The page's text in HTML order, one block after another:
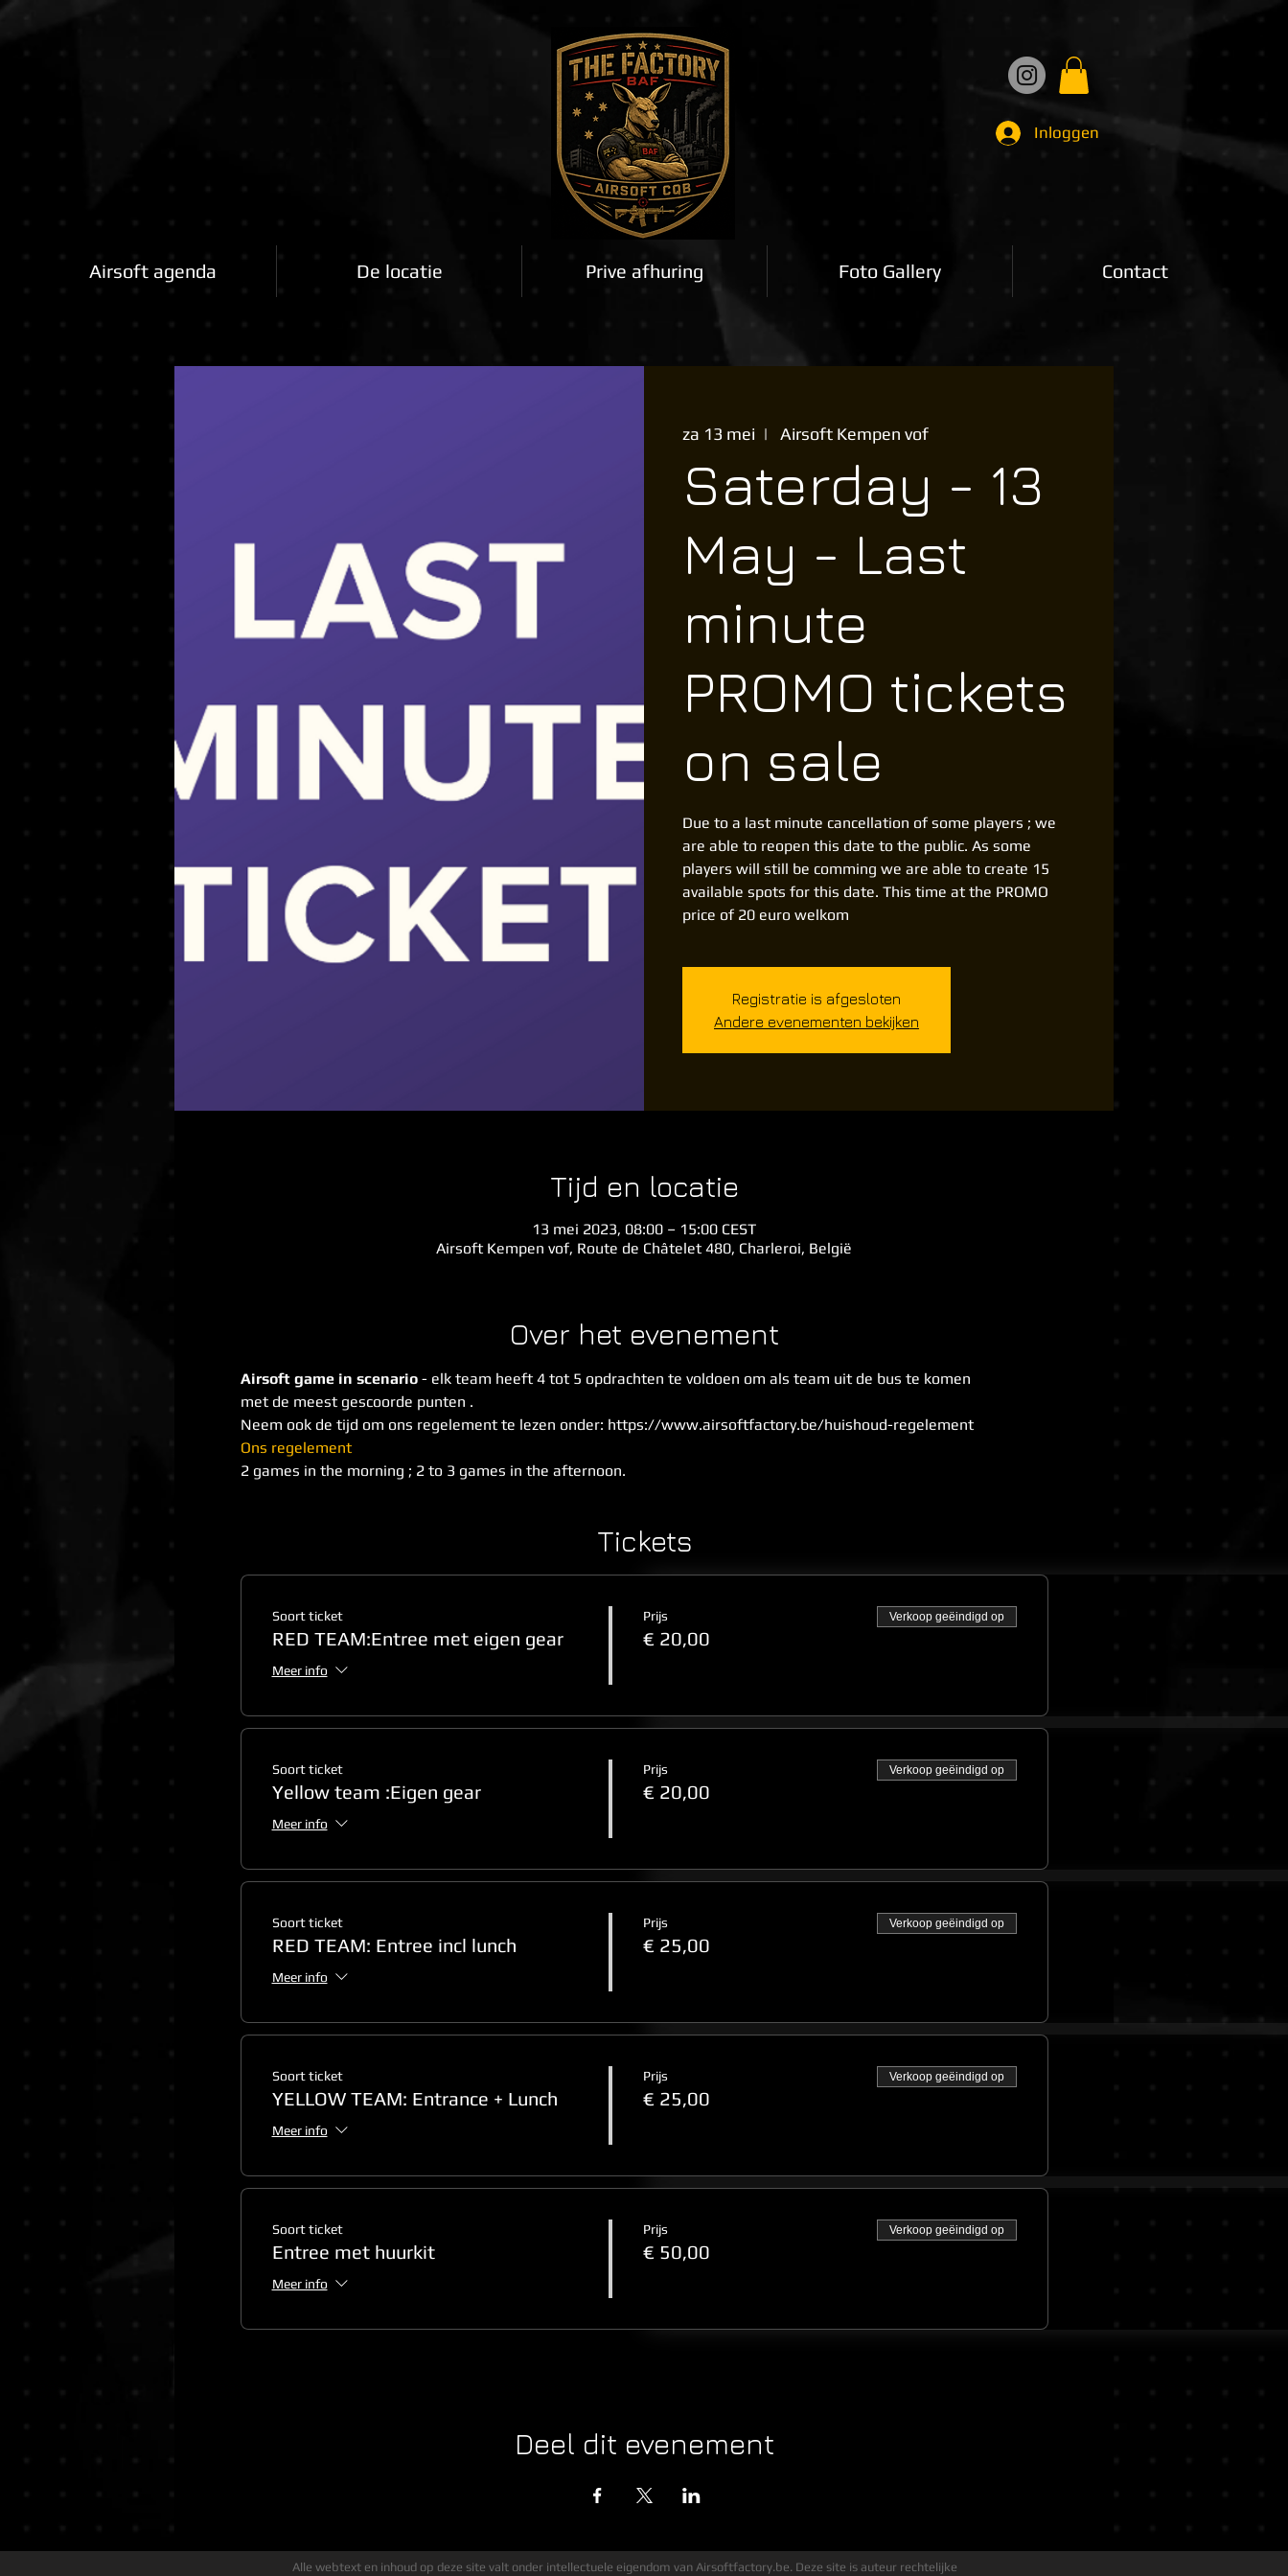
Inloggen
Airsoft agenda De locatie Prive afhuring Foto Gallery Contact
za 13 mei
  |
Airsoft Kempen vof
Saterday - 13
May - Last
minute
PROMO tickets
on sale
Due to a last minute cancellation of some players ; we
are able to reopen this date to the public. As some
players will still be comming we are able to create 15
available spots for this date. This time at the PROMO
Registratie is afgesloten
Andere evenementen bekijken
Tijd en locatie
13 mei 2023, 08:00 – 15:00 CEST
Airsoft Kempen vof, Route de Châtelet 480, Charleroi, België
Over het evenement
Airsoft game in scenario - elk team heeft 4 tot 5 opdrachten te voldoen om als team uit de bus te komen
met de meest gescoorde punten .
Neem ook de tijd om ons regelement te lezen onder: https://www.airsoftfactory.be/huishoud-regelement
Ons regelement
2 games in the morning ; 2 to 3 games in the afternoon.
Tickets
Soort ticket
RED TEAM:Entree met eigen gear
Meer info
Prijs
€ 20,00
Verkoop geëindigd op
Soort ticket
Yellow team :Eigen gear
Meer info
Prijs
€ 20,00
Verkoop geëindigd op
Soort ticket
RED TEAM: Entree incl lunch
Meer info
Prijs
€ 25,00
Verkoop geëindigd op
Soort ticket
YELLOW TEAM: Entrance + Lunch
Meer info
Prijs
€ 25,00
Verkoop geëindigd op
Soort ticket
Entree met huurkit
Meer info
Prijs
€ 50,00
Verkoop geëindigd op
Deel dit evenement
Alle webtext en inhoud op deze site valt onder intellectuele eigendom van Airsoftfactory.be. Deze site is auteur rechtelijke